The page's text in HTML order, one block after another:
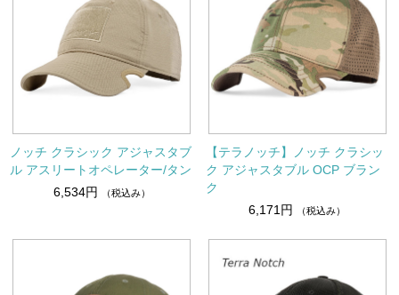
ノッチ クラシック アジャスタブ
ル アスリートオペレーター/タン
6,534円
（税込み）
【テラノッチ】ノッチ クラシッ
ク アジャスタブル OCP ブラン
ク
6,171円
（税込み）